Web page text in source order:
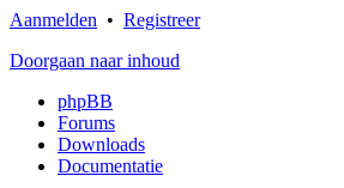
Aanmelden • Registreer
Doorgaan naar inhoud
phpBB
Forums
Downloads
Documentatie